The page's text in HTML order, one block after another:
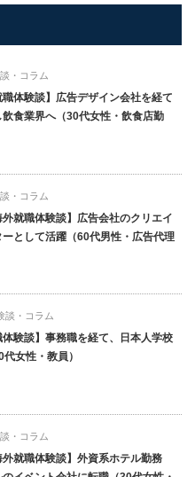
・コラム
職体験談】広告デザイン会社を経て
食業界へ（30代女性・飲食店勤
・コラム
外就職体験談】広告会社のクリエイ
として活躍（60代男性・広告代理
談・コラム
体験談】事務職を経て、日本人学校
女性・教員）
・コラム
外就職体験談】外資系ホテル勤務